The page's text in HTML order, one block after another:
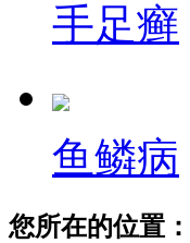
手足癣
鱼鳞病
您所在的位置：